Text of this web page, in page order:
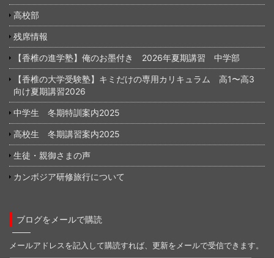
高校部
残席情報
【香椎の進学塾】俺のお墨付き 2026年夏期講習 中学部
【香椎の大学受験塾】キミだけの専用カリキュラム 高1〜高3
向け夏期講習2026
中学生 冬期特訓案内2025
高校生 冬期講習案内2025
生徒・親御さまの声
カンボジア研修旅行について
ブログをメールで購読
メールアドレスを記入して購読すれば、更新をメールで受信できます。